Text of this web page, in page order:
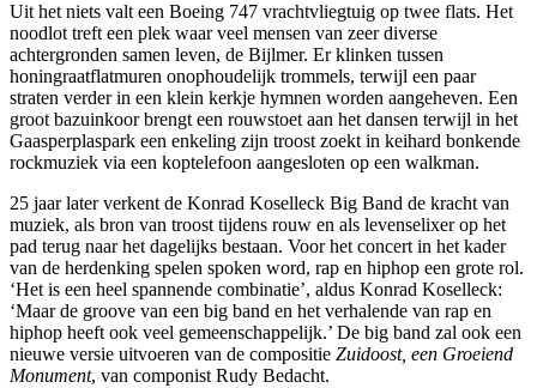
Uit het niets valt een Boeing 747 vrachtvliegtuig op twee flats. Het
noodlot treft een plek waar veel mensen van zeer diverse
achtergronden samen leven, de Bijlmer. Er klinken tussen
honingraatflatmuren onophoudelijk trommels, terwijl een paar
straten verder in een klein kerkje hymnen worden aangeheven. Een
groot bazuinkoor brengt een rouwstoet aan het dansen terwijl in het
Gaasperplaspark een enkeling zijn troost zoekt in keihard bonkende
rockmuziek via een koptelefoon aangesloten op een walkman.
25 jaar later verkent de Konrad Koselleck Big Band de kracht van
muziek, als bron van troost tijdens rouw en als levenselixer op het
pad terug naar het dagelijks bestaan. Voor het concert in het kader
van de herdenking spelen spoken word, rap en hiphop een grote rol.
‘Het is een heel spannende combinatie’, aldus Konrad Koselleck:
‘Maar de groove van een big band en het verhalende van rap en
hiphop heeft ook veel gemeenschappelijk.’ De big band zal ook een
nieuwe versie uitvoeren van de compositie Zuidoost, een Groeiend
Monument, van componist Rudy Bedacht.